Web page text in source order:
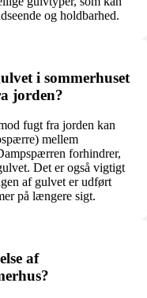
og holdbarhed.
i sommerhuset
jorden?
fugt fra jorden kan
mellem
forhindrer,
Det er også vigtigt
af gulvet er udført
på længere sigt.
af